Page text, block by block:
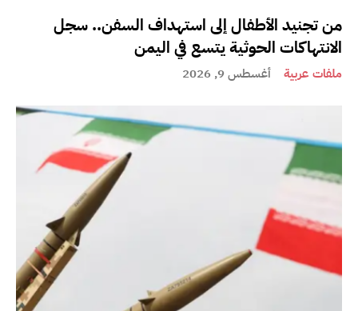
من تجنيد الأطفال إلى استهداف السفن.. سجل
الانتهاكات الحوثية يتسع في اليمن
ملفات عربية أغسطس 9, 2026